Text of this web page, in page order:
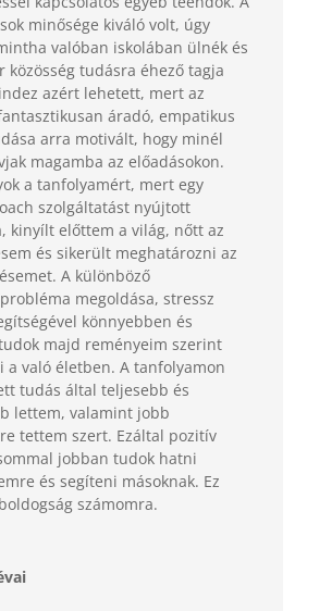
minősége kiváló volt, úgy
valóban iskolában ülnék és
közösség tudásra éhező tagja
azért lehetett, mert az
áradó, empatikus
arra motivált, hogy minél
magamba az előadásokon.
a tanfolyamért, mert egy
szolgáltatást nyújtott
kinyílt előttem a világ, nőtt az
és sikerült meghatározni az
A különböző
megoldása, stressz
könnyebben és
majd reményeim szerint
a való életben. A tanfolyamon
tudás által teljesebb és
lettem, valamint jobb
tettem szert. Ezáltal pozitív
jobban tudok hatni
és segíteni másoknak. Ez
számomra.